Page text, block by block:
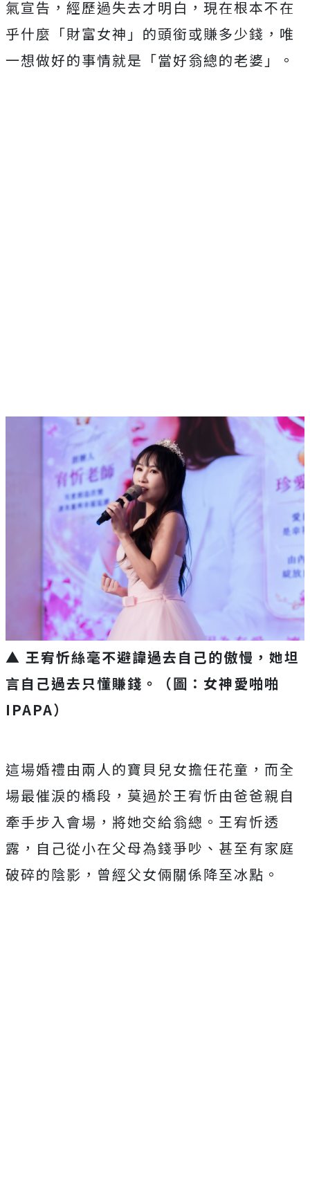
氣宣告，經歷過失去才明白，現在根本不在
乎什麼「財富女神」的頭銜或賺多少錢，唯
一想做好的事情就是「當好翁總的老婆」。
▲ 王宥忻絲毫不避諱過去自己的傲慢，她坦
言自己過去只懂賺錢。（圖：女神愛啪啪
IPAPA）
這場婚禮由兩人的寶貝兒女擔任花童，而全
場最催淚的橋段， 莫過於王宥忻由爸爸親自
牽手步入會場，將她交給翁總。 王宥忻透
露，自己從小在父母為錢爭吵、甚至有家庭
破碎的陰影， 曾經父女倆關係降至冰點。